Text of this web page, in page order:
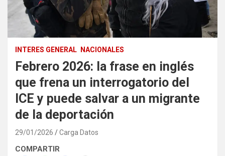
INTERES GENERAL NACIONALES
Febrero 2026: la frase en inglés
que frena un interrogatorio del
ICE y puede salvar a un migrante
de la deportación
29/01/2026 Carga Datos
COMPARTIR